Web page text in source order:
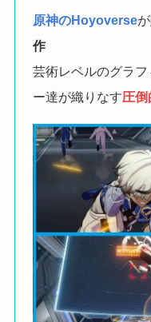
原神のHoyoverse
作
芸術レベルのグラ
ー達が織りなす圧倒